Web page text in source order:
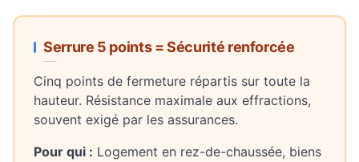
Serrure 5 points = Sécurité renforcée
Cinq points de fermeture répartis sur toute la
hauteur. Résistance maximale aux effractions,
souvent exigé par les assurances.
Pour qui : Logement en rez-de-chaussée, biens